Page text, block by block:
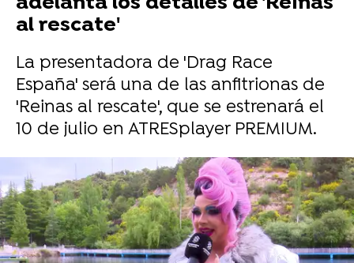
al rescate'
La presentadora de 'Drag Race
España' será una de las anfitrionas de
'Reinas al rescate', que se estrenará el
10 de julio en ATRESplayer PREMIUM.